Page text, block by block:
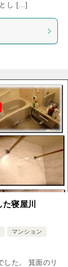
とし […]
寝屋川
マンション
した。 箕面のリ